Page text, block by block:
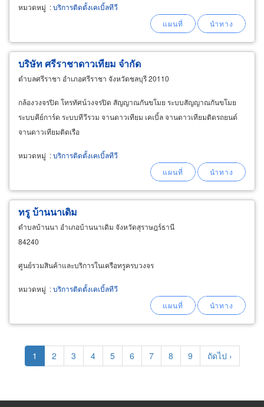
หมวดหมู่ :บริการติดตั้งเคเบิ้ลทีวี
บริษัท ศรีราชาดาวเทียม จำกัด
ตำบลศรีราชา อำเภอศรีราชา จังหวัดชลบุรี 20110
กล้องวงจรปิด โทรทัศน์วงจรปิด สัญญาณกันขโมย ระบบสัญญาณกันขโมย
ระบบคีย์การ์ด ระบบทีวีรวม จานดาวเทียม เคเบิ้ล จานดาวเทียมติดรถยนต์
จานดาวเทียมติดเรือ
หมวดหมู่ :บริการติดตั้งเคเบิ้ลทีวี
ทรู บ้านนาเดิม
ตำบลบ้านนา อำเภอบ้านนาเดิม จังหวัดสุราษฎร์ธานี
84240
ศูนย์รวมสินค้าและบริการในเครือทรูครบวงจร
หมวดหมู่ :บริการติดตั้งเคเบิ้ลทีวี
Pagination
Current
page
1 Page
2 Page
3 Page
4 Page
5 Page
6 Page
7 Page
8 Page
9
Next
page
ถัดไป ›